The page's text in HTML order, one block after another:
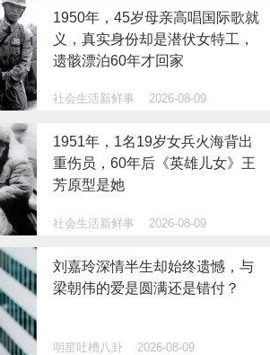
1950年，45岁母亲高唱国际歌就
义，真实身份却是潜伏女特工，
遗骸漂泊60年才回家
社会生活新鲜事 2026-08-09
1951年，1名19岁女兵火海背出
重伤员，60年后《英雄儿女》王
芳原型是她
社会生活新鲜事 2026-08-09
刘嘉玲深情半生却始终遗憾，与
梁朝伟的爱是圆满还是错付？
明星吐槽八卦 2026-08-09